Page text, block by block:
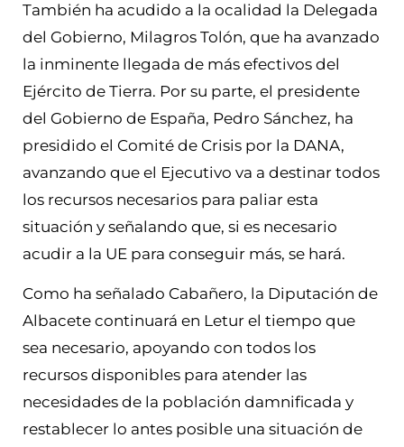
También ha acudido a la ocalidad la Delegada
del Gobierno, Milagros Tolón, que ha avanzado
la inminente llegada de más efectivos del
Ejército de Tierra. Por su parte, el presidente
del Gobierno de España, Pedro Sánchez, ha
presidido el Comité de Crisis por la DANA,
avanzando que el Ejecutivo va a destinar todos
los recursos necesarios para paliar esta
situación y señalando que, si es necesario
acudir a la UE para conseguir más, se hará.
Como ha señalado Cabañero, la Diputación de
Albacete continuará en Letur el tiempo que
sea necesario, apoyando con todos los
recursos disponibles para atender las
necesidades de la población damnificada y
restablecer lo antes posible una situación de